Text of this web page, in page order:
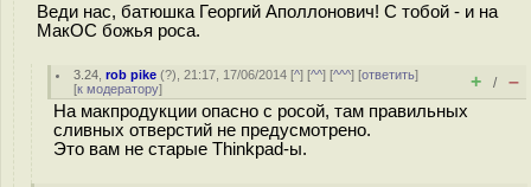
Веди нас, батюшка Георгий Аполлонович! С тобой - и на
МакОС божья роса.
3.24 ,rob pike (?), 21:17, 17/06/2014 [^] [^^] [^^^] [ответить]
[к модератору] + / –
На макпродукции опасно с росой, там правильных
сливных отверстий не предусмотрено.
Это вам не старые Thinkpad-ы.